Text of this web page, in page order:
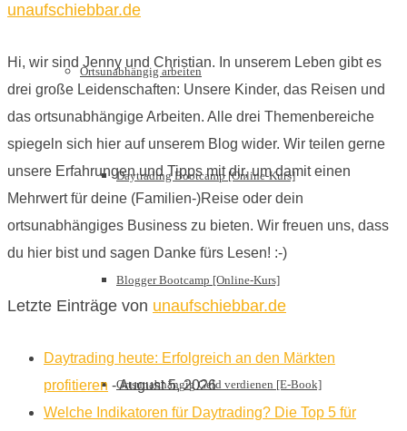
Ortsunabhängig arbeiten
Daytrading Bootcamp [Online-Kurs]
Blogger Bootcamp [Online-Kurs]
Ortsunabhängig Geld verdienen [E-Book]
unaufschiebbar.de
Hi, wir sind Jenny und Christian. In unserem Leben gibt es
drei große Leidenschaften: Unsere Kinder, das Reisen und
das ortsunabhängige Arbeiten. Alle drei Themenbereiche
spiegeln sich hier auf unserem Blog wider. Wir teilen gerne
unsere Erfahrungen und Tipps mit dir, um damit einen
Mehrwert für deine (Familien-)Reise oder dein
ortsunabhängiges Business zu bieten. Wir freuen uns, dass
du hier bist und sagen Danke fürs Lesen! :-)
Letzte Einträge von unaufschiebbar.de
Daytrading heute: Erfolgreich an den Märkten
profitieren - August 5, 2026
Welche Indikatoren für Daytrading? Die Top 5 für